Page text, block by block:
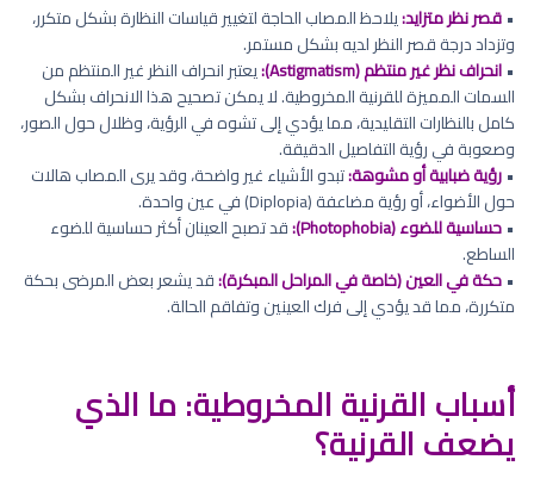
•قصر نظر متزايد:يلاحظ المصاب الحاجة لتغيير قياسات النظارة بشكل متكرر،
وتزداد درجة قصر النظر لديه بشكل مستمر.
•انحراف نظر غير منتظم (Astigmatism):
يعتبر انحراف النظر غير المنتظم من
السمات المميزة للقرنية المخروطية. لا يمكن تصحيح هذا الانحراف بشكل
كامل بالنظارات التقليدية، مما يؤدي إلى تشوه في الرؤية، وظلال حول الصور،
وصعوبة في رؤية التفاصيل الدقيقة.
•رؤية ضبابية أو مشوهة:تبدو الأشياء غير واضحة، وقد يرى المصاب هالات
حول الأضواء، أو رؤية مضاعفة (Diplopia) في عين واحدة.
•حساسية للضوء (Photophobia):
قد تصبح العينان أكثر حساسية للضوء
الساطع.
•حكة في العين (خاصة في المراحل المبكرة):قد يشعر بعض المرضى بحكة
متكررة، مما قد يؤدي إلى فرك العينين وتفاقم الحالة.
أسباب القرنية المخروطية: ما الذي
يضعف القرنية؟